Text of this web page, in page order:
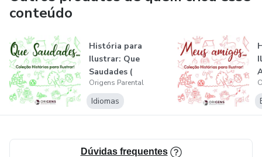
Destinados também a Pais que se interessam em
compreender o por quê do não aprendizado dos filhos.
conteúdo
História para
Ilustrar: Que
Saudades (
Portuguese
learners)
Origens Parental
Idiomas
Dúvidas frequentes